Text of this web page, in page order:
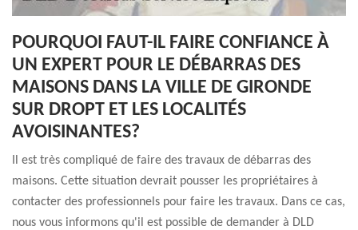
POURQUOI FAUT-IL FAIRE CONFIANCE À
UN EXPERT POUR LE DÉBARRAS DES
MAISONS DANS LA VILLE DE GIRONDE
SUR DROPT ET LES LOCALITÉS
AVOISINANTES?
Il est très compliqué de faire des travaux de débarras des
maisons. Cette situation devrait pousser les propriétaires à
contacter des professionnels pour faire les travaux. Dans ce cas,
nous vous informons qu'il est possible de demander à DLD